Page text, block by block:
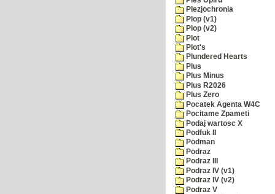
Plezjochronia
Plop (v1)
Plop (v2)
Plot
Plot's
Plundered Hearts
Plus
Plus Minus
Plus R2026
Plus Zero
Pocatek Agenta W4C
Pocitame Zpameti
Podaj wartosc X
Podfuk II
Podman
Podraz
Podraz III
Podraz IV (v1)
Podraz IV (v2)
Podraz V